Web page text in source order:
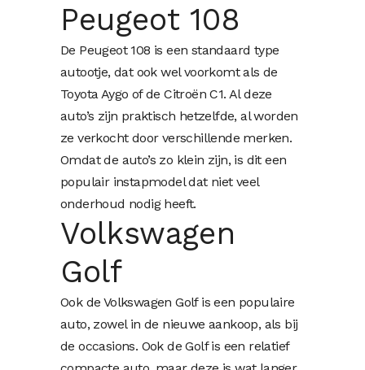
Peugeot 108
De Peugeot 108 is een standaard type
autootje, dat ook wel voorkomt als de
Toyota Aygo of de Citroën C1. Al deze
auto’s zijn praktisch hetzelfde, al worden
ze verkocht door verschillende merken.
Omdat de auto’s zo klein zijn, is dit een
populair instapmodel dat niet veel
onderhoud nodig heeft.
Volkswagen
Golf
Ook de Volkswagen Golf is een populaire
auto, zowel in de nieuwe aankoop, als bij
de occasions. Ook de Golf is een relatief